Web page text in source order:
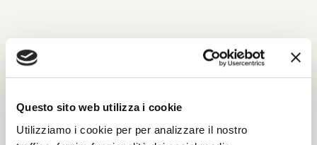
Questo sito web utilizza i cookie
Utilizziamo i cookie per per analizzare il nostro
INVIA UN MESSAGGIO DI